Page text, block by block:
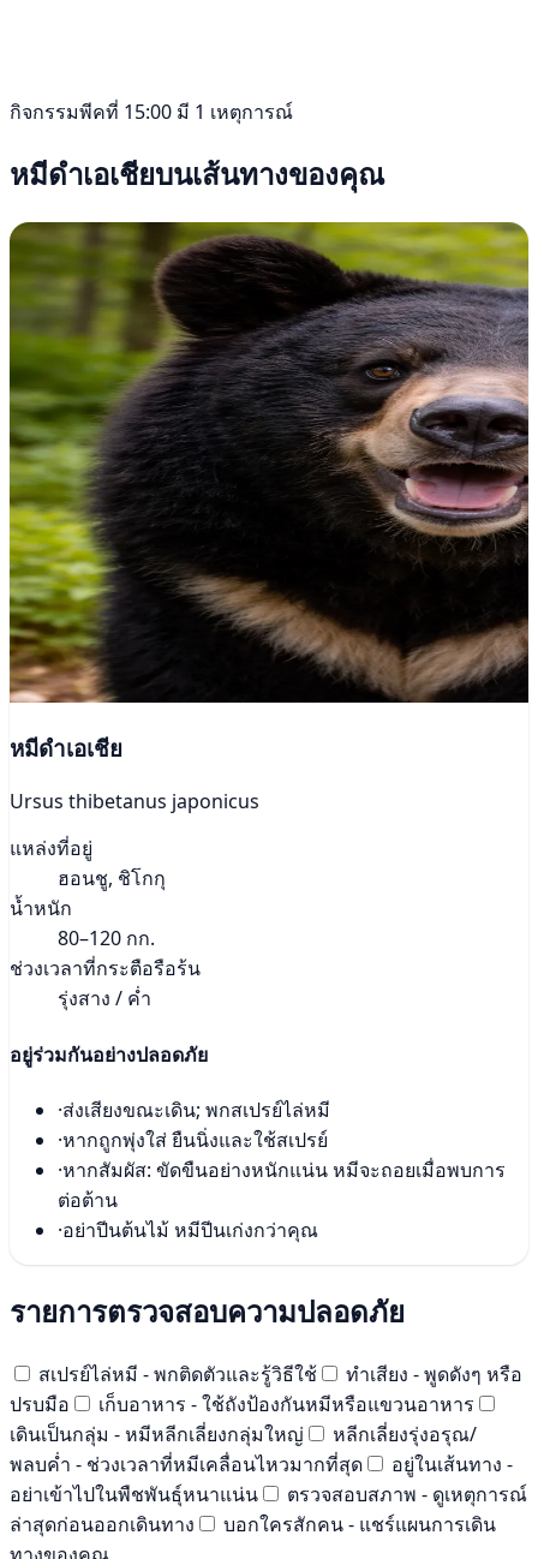
กิจกรรมพีคที่ 15:00 มี 1 เหตุการณ์
หมีดำเอเชียบนเส้นทางของคุณ
หมีดำเอเชีย
Ursus thibetanus japonicus
แหล่งที่อยู่
ฮอนชู, ชิโกกุ
น้ำหนัก
80–120 กก.
ช่วงเวลาที่กระตือรือร้น
รุ่งสาง / ค่ำ
อยู่ร่วมกันอย่างปลอดภัย
·ส่งเสียงขณะเดิน; พกสเปรย์ไล่หมี
·หากถูกพุ่งใส่ ยืนนิ่งและใช้สเปรย์
·หากสัมผัส: ขัดขืนอย่างหนักแน่น หมีจะถอยเมื่อพบการ
ต่อต้าน
·อย่าปีนต้นไม้ หมีปีนเก่งกว่าคุณ
รายการตรวจสอบความปลอดภัย
สเปรย์ไล่หมี - พกติดตัวและรู้วิธีใช้
ทำเสียง - พูดดังๆ หรือ
ปรบมือ
เก็บอาหาร - ใช้ถังป้องกันหมีหรือแขวนอาหาร
เดินเป็นกลุ่ม - หมีหลีกเลี่ยงกลุ่มใหญ่
หลีกเลี่ยงรุ่งอรุณ/
พลบค่ำ - ช่วงเวลาที่หมีเคลื่อนไหวมากที่สุด
อยู่ในเส้นทาง -
อย่าเข้าไปในพืชพันธุ์หนาแน่น
ตรวจสอบสภาพ - ดูเหตุการณ์
ล่าสุดก่อนออกเดินทาง
บอกใครสักคน - แชร์แผนการเดิน